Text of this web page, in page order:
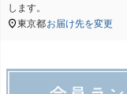
します。
東京都お届け先を変更